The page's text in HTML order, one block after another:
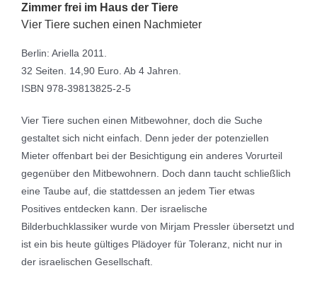
Zimmer frei im Haus der Tiere
Vier Tiere suchen einen Nachmieter
Berlin: Ariella 2011.
32 Seiten. 14,90 Euro. Ab 4 Jahren.
ISBN 978-39813825-2-5
Vier Tiere suchen einen Mitbewohner, doch die Suche
gestaltet sich nicht einfach. Denn jeder der potenziellen
Mieter offenbart bei der Besichtigung ein anderes Vorurteil
gegenüber den Mitbewohnern. Doch dann taucht schließlich
eine Taube auf, die stattdessen an jedem Tier etwas
Positives entdecken kann. Der israelische
Bilderbuchklassiker wurde von Mirjam Pressler übersetzt und
ist ein bis heute gültiges Plädoyer für Toleranz, nicht nur in
der israelischen Gesellschaft.